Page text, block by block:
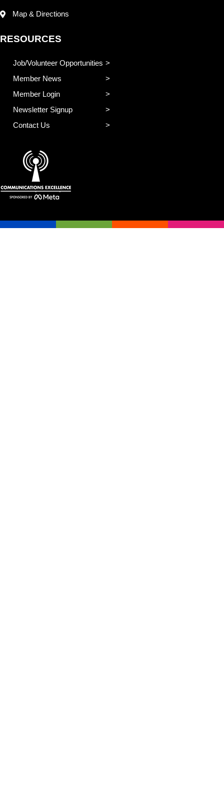
Map & Directions
RESOURCES
Job/Volunteer Opportunities
Member News
Member Login
Newsletter Signup
Contact Us